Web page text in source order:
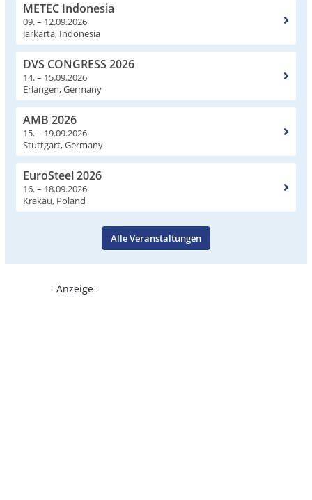
METEC Indonesia
09. – 12.09.2026
Jarkarta, Indonesia
DVS CONGRESS 2026
14. – 15.09.2026
Erlangen, Germany
AMB 2026
15. – 19.09.2026
Stuttgart, Germany
EuroSteel 2026
16. – 18.09.2026
Krakau, Poland
Alle Veranstaltungen
- Anzeige -